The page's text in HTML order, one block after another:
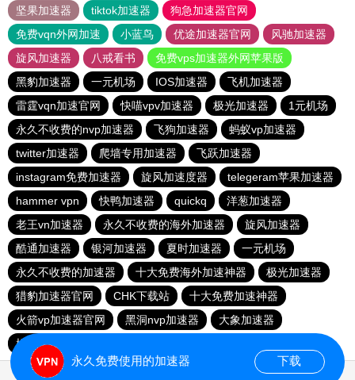
坚果加速器
tiktok加速器
狗急加速器官网
免费vqn外网加速
小蓝鸟 优途加速器官网
风驰加速器
旋风加速器
八戒看书
免费vps加速器外网苹果版
黑豹加速器
一元机场 IOS加速器
飞机加速器
雷霆vqn加速官网
快喵vpv加速器 极光加速器
1元机场
永久不收费的nvp加速器
飞狗加速器
蚂蚁vp加速器
twitter加速器
爬墙专用加速器
飞跃加速器
instagram免费加速器
旋风加速度器
telegeram苹果加速器
hammer vpn
快鸭加速器 quickq
洋葱加速器
老王vn加速器
永久不收费的海外加速器
旋风加速器
酷通加速器
银河加速器 夏时加速器
一元机场
永久不收费的加速器
十大免费海外加速神器
极光加速器
猎豹加速器官网
CHK下载站
十大免费加速神器
火箭vp加速器官网
黑洞nvp加速器
大象加速器
橘子加速器
永久免费使用的加速器 下载